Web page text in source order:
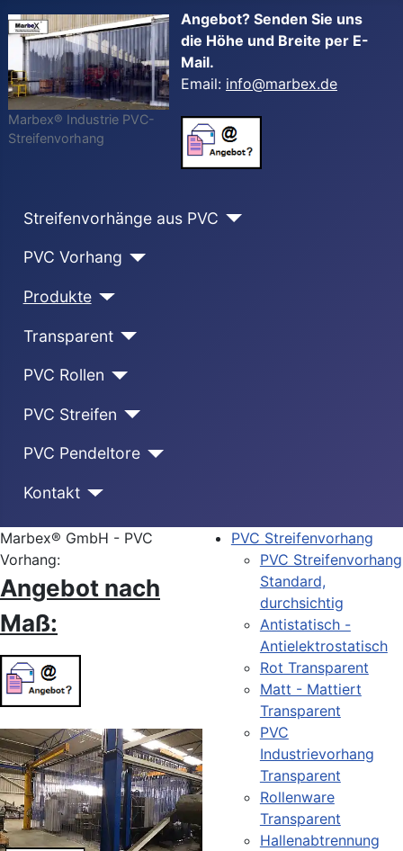
Marbex® Industrie PVC-
Streifenvorhang
Angebot? Senden Sie uns
die Höhe und Breite per E-
Mail.
Email: info@marbex.de
Streifenvorhänge aus PVC
PVC Vorhang
Produkte
Transparent
PVC Rollen
PVC Streifen
PVC Pendeltore
Kontakt
Marbex® GmbH - PVC
Vorhang:
Angebot nach
Maß:
PVC Streifenvorhang
PVC Streifenvorhang
Standard,
durchsichtig
Antistatisch -
Antielektrostatisch
Rot Transparent
Matt - Mattiert
Transparent
PVC
Industrievorhang
Transparent
Rollenware
Transparent
Hallenabtrennung